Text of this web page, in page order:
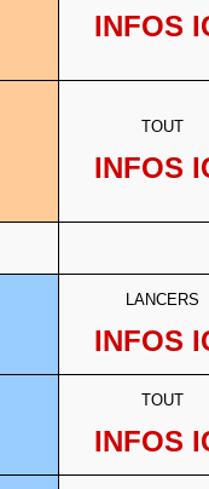
INFOS
TOUT
INFOS
LANCERS
INFOS
TOUT
INFOS